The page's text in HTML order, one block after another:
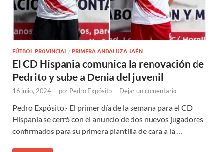
FÚTBOL PROVINCIAL / PRIMERA ANDALUZA JAÉN
El CD Hispania comunica la renovación de
Pedrito y sube a Denia del juvenil
16 julio, 2024 - por Pedro Expósito - Dejar un comentario
Pedro Expósito.- El primer día de la semana para el CD
Hispania se cerró con el anuncio de dos nuevos jugadores
confirmados para su primera plantilla de cara a la …